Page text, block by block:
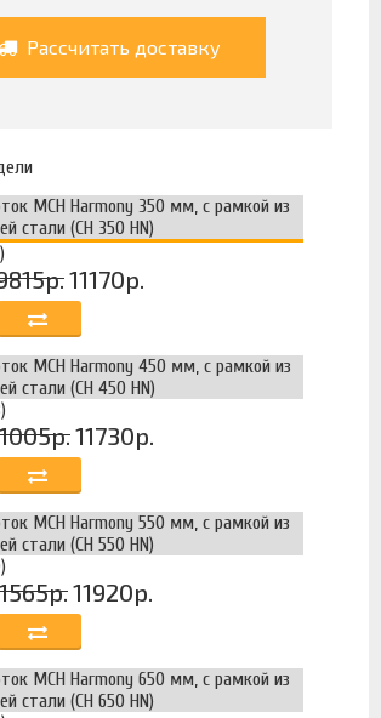
Рассчитать доставку
MCH Harmony 350 мм, с рамкой из
стали (CH 350 HN)
11170р.
MCH Harmony 450 мм, с рамкой из
стали (CH 450 HN)
11730р.
MCH Harmony 550 мм, с рамкой из
стали (CH 550 HN)
11920р.
MCH Harmony 650 мм, с рамкой из
стали (CH 650 HN)